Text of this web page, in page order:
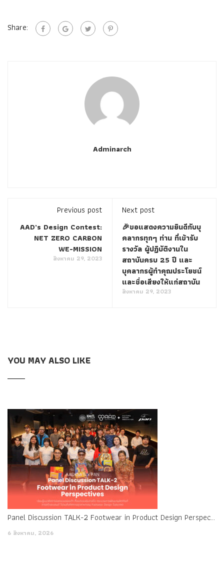
Share:
Adminarch
Previous post
AAD’s Design Contest:
NET ZERO CARBON
WE-MISSION
สิงหาคม 29, 2023
Next post
🎉ขอแสดงความยินดีกับบุ
คลากรทุกๆ ท่าน ที่เข้ารับ
รางวัล ผู้ปฏิบัติงานใน
สถาบันครบ 25 ปี และ
บุคลากรผู้ทำคุณประโยชน์
และชื่อเสียงให้แก่สถาบัน
สิงหาคม 29, 2023
YOU MAY ALSO LIKE
Panel Discussion TALK-2 Footwear in Product Design Perspectives
6 สิงหาคม, 2026